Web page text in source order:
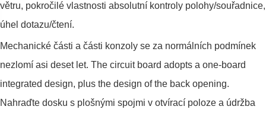
větru, pokročilé vlastnosti absolutní kontroly polohy/souřadnice,
úhel dotazu/čtení.
Mechanické části a části konzoly se za normálních podmínek
nezlomí asi deset let. The circuit board adopts a one-board
integrated design, plus the design of the back opening.
Nahraďte dosku s plošnými spojmi v otvírací poloze a údržba